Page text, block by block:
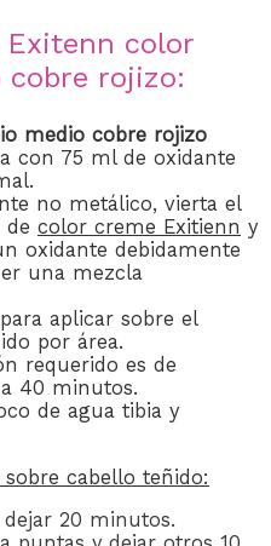
color
cobre rojizo:
medio cobre rojizo
con 75 ml de oxidante
no metálico, vierta el
color creme Exitienn y
oxidante debidamente
una mezcla
aplicar sobre el
por área.
requerido es de
40 minutos.
de agua tibia y
sobre cabello teñido:
20 minutos.